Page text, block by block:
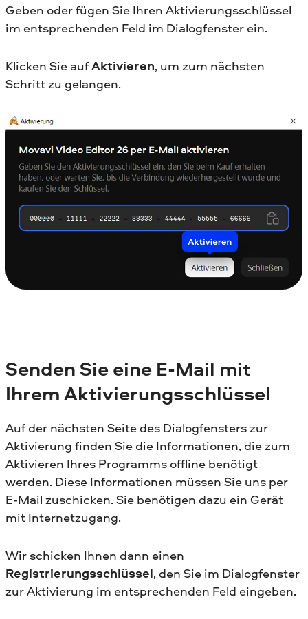
Geben oder fügen Sie Ihren Aktivierungsschlüssel
im entsprechenden Feld im Dialogfenster ein.
Klicken Sie aufAktivieren, um zum nächsten
Schritt zu gelangen.
Senden Sie eine E-Mail mit
Ihrem Aktivierungsschlüssel
Auf der nächsten Seite des Dialogfensters zur
Aktivierung finden Sie die Informationen, die zum
Aktivieren Ihres Programms offline benötigt
werden. Diese Informationen müssen Sie uns per
E-Mail zuschicken. Sie benötigen dazu ein Gerät
mit Internetzugang.
Wir schicken Ihnen dann einen
Registrierungsschlüssel, den Sie im Dialogfenster
zur Aktivierung im entsprechenden Feld eingeben.